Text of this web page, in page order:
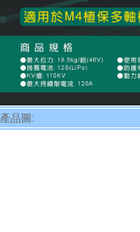
產品圖: